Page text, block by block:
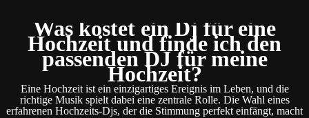
Was kostet ein Dj für eine
Hochzeit und finde ich den
passenden DJ für meine
Hochzeit?
Eine Hochzeit ist ein einzigartiges Ereignis im Leben, und die
richtige Musik spielt dabei eine zentrale Rolle. Die Wahl eines
erfahrenen Hochzeits-Djs, der die Stimmung perfekt einfängt, macht